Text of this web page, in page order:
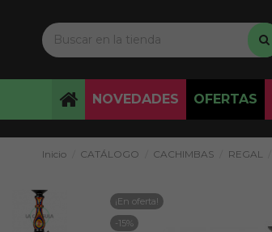
NOVEDADES OFERTAS
Inicio CATÁLOGO CACHIMBAS REGAL
¡En oferta!
-15%